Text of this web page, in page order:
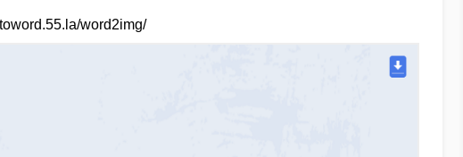
word2img/